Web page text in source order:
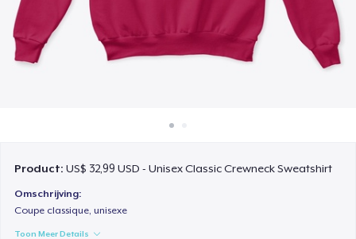
Product:US$ 32,99 USD - Unisex Classic Crewneck Sweatshirt
Omschrijving:
Coupe classique, unisexe
Toon Meer Details